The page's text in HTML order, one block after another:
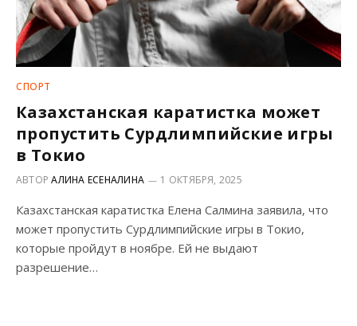
СПОРТ
Казахстанская каратистка может
пропустить Сурдлимпийские игры
в Токио
АВТОРАЛИНА ЕСЕНАЛИНА 1 ОКТЯБРЯ, 2025
Казахстанская каратистка Елена Салмина заявила, что
может пропустить Сурдлимпийские игры в Токио,
которые пройдут в ноябре. Ей не выдают
разрешение…